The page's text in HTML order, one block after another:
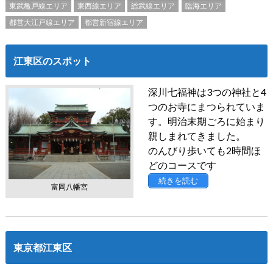
東武亀戸線エリア
東西線エリア 総武線エリア
臨海エリア
都営大江戸線エリア
都営新宿線エリア
江東区のスポット
富岡八幡宮
深川七福神は3つの神社と4
つのお寺にまつられていま
す。明治末期ごろに始まり
親しまれてきました。
のんびり歩いても2時間ほ
どのコースです
続きを読む
東京都江東区